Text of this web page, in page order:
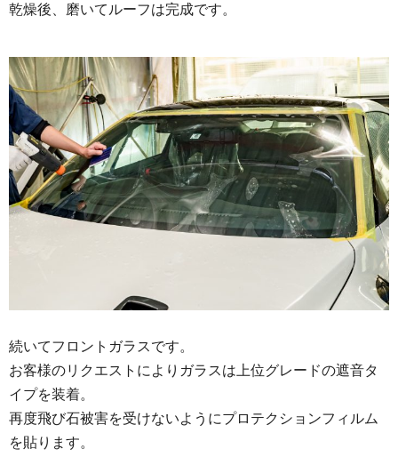
乾燥後、磨いてルーフは完成です。
続いてフロントガラスです。
お客様のリクエストによりガラスは上位グレードの遮音タ
イプを装着。
再度飛び石被害を受けないようにプロテクションフィルム
を貼ります。